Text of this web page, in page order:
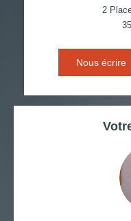
2
Nous écrire